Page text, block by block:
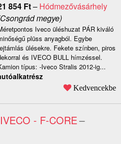
854 Ft– Hódmezővásárhely
megye)
Iveco üléshuzat PÁR kiváló
plüss anyagból. Egybe
ülésekre. Fekete színben, piros
és IVECO BULL hímzéssel.
típus: -Iveco Stralis 2012-ig...
Kedvencekbe
- F-CORE–